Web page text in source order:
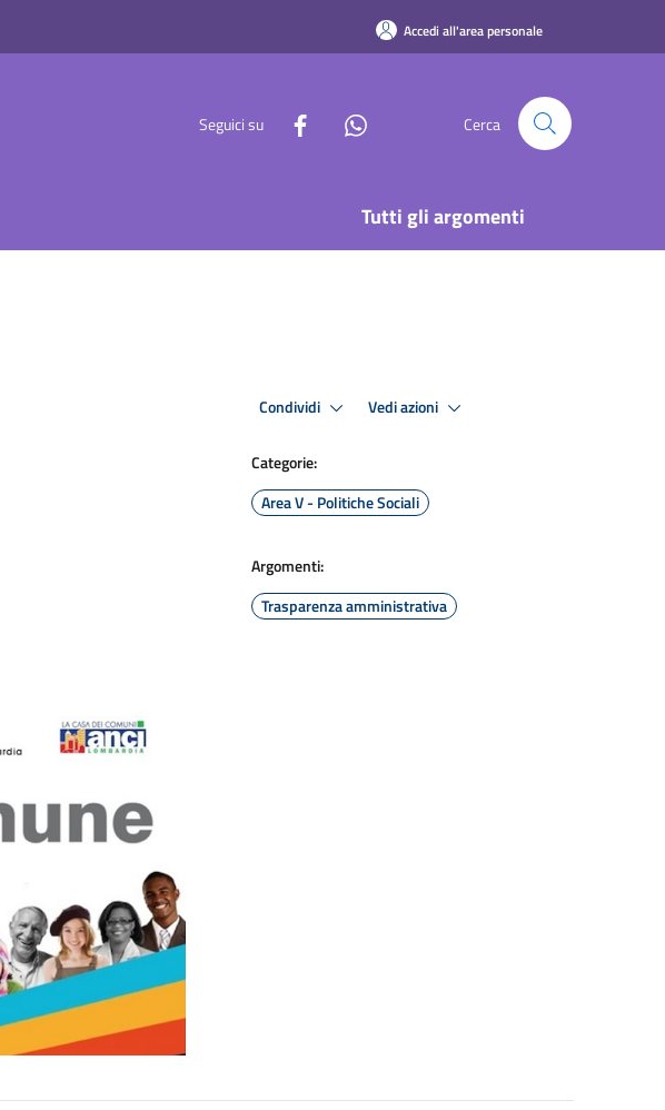
Accedi all'area personale
Seguici su Cerca
Tutti gli argomenti
Condividi Vedi azioni
Categorie:
Area V - Politiche Sociali
Argomenti:
Trasparenza amministrativa